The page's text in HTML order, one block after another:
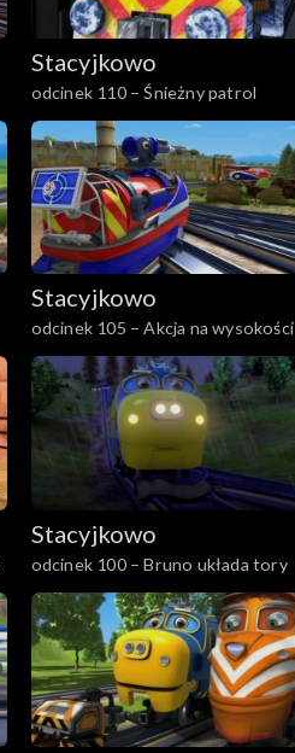
Stacyjkowo
odcinek 110 – Śnieżny patrol
Stacyjkowo
odcinek 105 – Akcja na wysokości
Stacyjkowo
odcinek 100 – Bruno układa tory